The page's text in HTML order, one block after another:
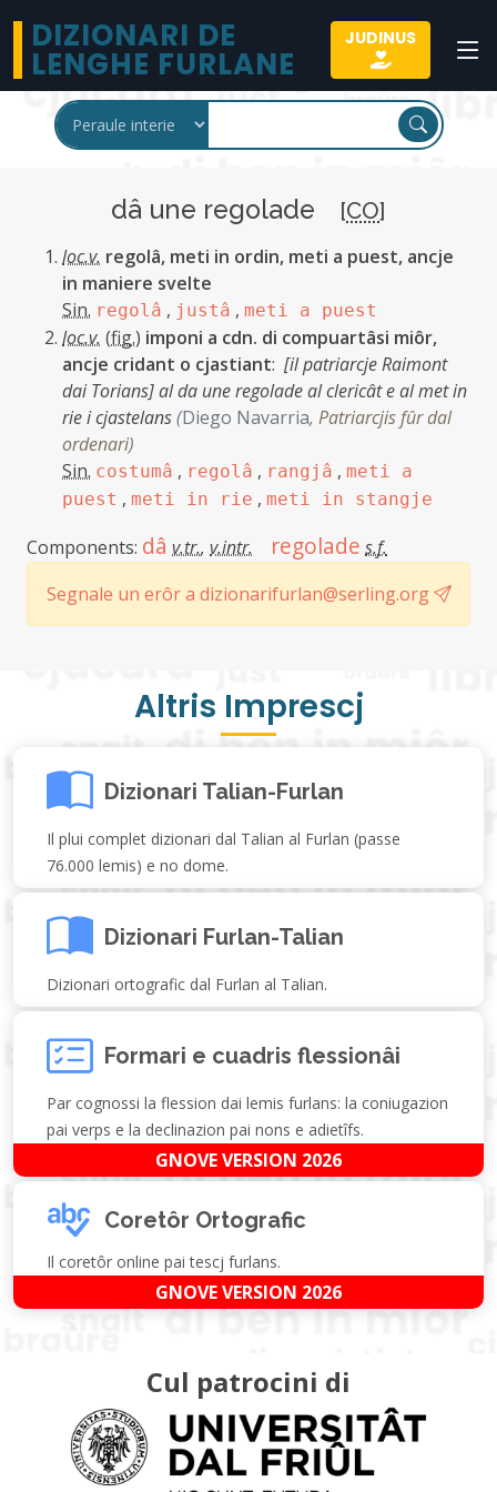
DIZIONARI DE
LENGHE FURLANE
JUDINUS
dâ une regolade [CO]
loc.v. regolâ, meti in ordin, meti a puest, ancje
in maniere svelte
Sin. regolâ , justâ , meti a puest
loc.v. (fig.) imponi a cdn. di compuartâsi miôr,
ancje cridant o cjastiant: [il patriarcje Raimont
dai Torians] al da une regolade al clericât e al met in
rie i cjastelans(Diego Navarria, Patriarcjis fûr dal
ordenari)
Sin. costumâ , regolâ , rangjâ , meti a
puest , meti in rie , meti in stangje
Components: dâ v.tr., v.intr. regolade s.f.
Segnale un erôr a dizionarifurlan@serling.org
Altris Imprescj
Dizionari Talian-Furlan
Il plui complet dizionari dal Talian al Furlan (passe
76.000 lemis) e no dome.
Dizionari Furlan-Talian
Dizionari ortografic dal Furlan al Talian.
Formari e cuadris flessionâi
Par cognossi la flession dai lemis furlans: la coniugazion
pai verps e la declinazion pai nons e adietîfs.
GNOVE VERSION 2026
Coretôr Ortografic
Il coretôr online pai tescj furlans.
GNOVE VERSION 2026
Cul patrocini di